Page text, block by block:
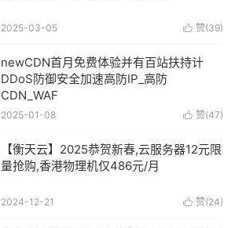
 赞(39)
2025-03-05
newCDN首月免费体验并有百站扶持计
DDoS防御安全加速高防IP_高防
CDN_WAF
 赞(47)
2025-01-08
【衡天云】2025恭贺新春,云服务器12元限
量抢购,香港物理机仅486元/月
 赞(24)
2024-12-21